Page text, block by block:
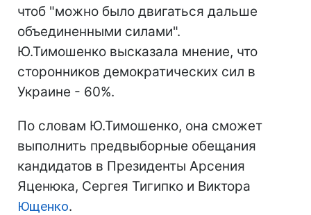
чтоб "можно было двигаться дальше
объединенными силами".
Ю.Тимошенко высказала мнение, что
сторонников демократических сил в
Украине - 60%.
По словам Ю.Тимошенко, она сможет
выполнить предвыборные обещания
кандидатов в Президенты Арсения
Яценюка, Сергея Тигипко и Виктора
Ющенко.